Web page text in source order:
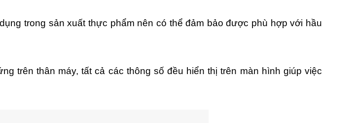
trong sản xuất thực phẩm nên có thể đảm bảo được phù hợp với hầu
trên thân máy, tất cả các thông số đều hiển thị trên màn hình giúp việc